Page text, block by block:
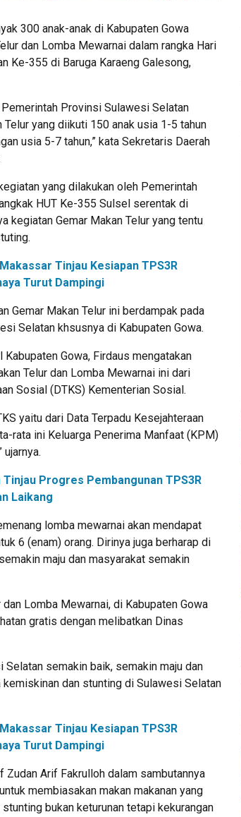
300 anak-anak di Kabupaten Gowa
dan Lomba Mewarnai dalam rangka Hari
Ke-355 di Baruga Karaeng Galesong,
Provinsi Sulawesi Selatan
Telur yang diikuti 150 anak usia 1-5 tahun
usia 5-7 tahun,” kata Sekretaris Daerah
yang dilakukan oleh Pemerintah
HUT Ke-355 Sulsel serentak di
kegiatan Gemar Makan Telur yang tentu
Tinjau Kesiapan TPS3R
Turut Dampingi
Gemar Makan Telur ini berdampak pada
Selatan khsusnya di Kabupaten Gowa.
Gowa, Firdaus mengatakan
Telur dan Lomba Mewarnai ini dari
Sosial (DTKS) Kementerian Sosial.
yaitu dari Data Terpadu Kesejahteraan
rata ini Keluarga Penerima Manfaat (KPM)
ujarnya.
Progres Pembangunan TPS3R
Laikang
lomba mewarnai akan mendapat
6 (enam) orang. Dirinya juga berharap di
maju dan masyarakat semakin
Lomba Mewarnai, di Kabupaten Gowa
gratis dengan melibatkan Dinas
Selatan semakin baik, semakin maju dan
kemiskinan dan stunting di Sulawesi Selatan
Tinjau Kesiapan TPS3R
Turut Dampingi
Zudan Arif Fakrulloh dalam sambutannya
membiasakan makan makanan yang
bukan keturunan tetapi kekurangan